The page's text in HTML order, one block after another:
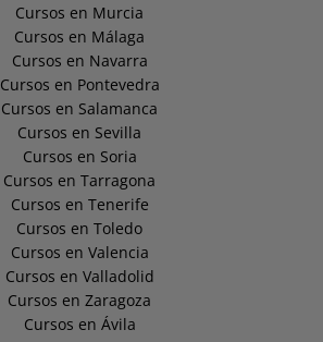
Cursos en Murcia
Cursos en Málaga
Cursos en Navarra
Cursos en Pontevedra
Cursos en Salamanca
Cursos en Sevilla
Cursos en Soria
Cursos en Tarragona
Cursos en Tenerife
Cursos en Toledo
Cursos en Valencia
Cursos en Valladolid
Cursos en Zaragoza
Cursos en Ávila